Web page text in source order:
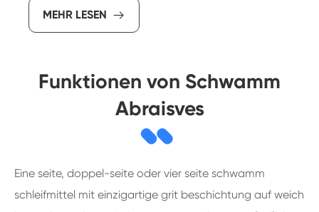
MEHR LESEN 
Funktionen von Schwamm
Abraisves
Eine seite, doppel-seite oder vier seite schwamm
schleifmittel mit einzigartige grit beschichtung auf weich